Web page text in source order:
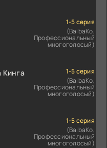
1-5 серия
(BaibaKo,
Профессиональный
многоголосый)
Кинга
1-5 серия
(BaibaKo,
Профессиональный
многоголосый)
1-5 серия
(BaibaKo,
Профессиональный
многоголосый)